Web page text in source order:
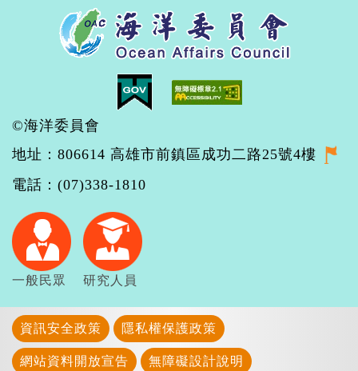
©海洋委員會
地址：806614 高雄市前鎮區成功二路25號4樓
電話：(07)338-1810
一般民眾 研究人員
資訊安全政策 隱私權保護政策
網站資料開放宣告 無障礙設計說明